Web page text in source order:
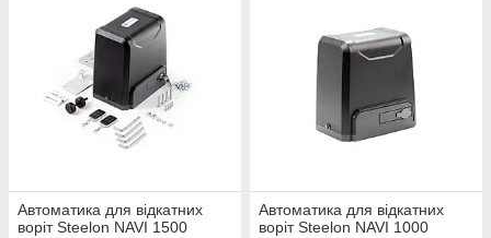
Автоматика для відкатних
воріт Steelon NAVI 1500
Автоматика для відкатних
воріт Steelon NAVI 1000